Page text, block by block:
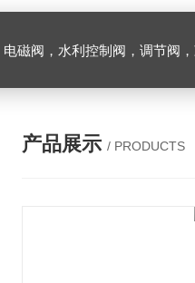
阀，水利控制阀，调节阀，减压
产品展示 / PRODUCTS